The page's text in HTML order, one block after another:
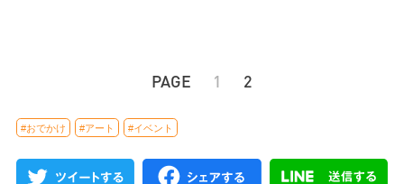
PAGE 1 2
#おでかけ #アート #イベント